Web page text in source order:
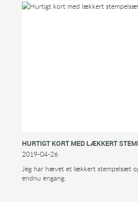
HURTIGT KORT MED LÆKKERT
2019-04-26
Jeg har hævet et lækkert stempelsæt
endnu engang.